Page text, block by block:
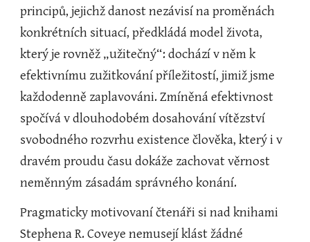
principů, jejichž danost nezávisí na proměnách
konkrétních situací, předkládá model života,
který je rovněž „užitečný“: dochází v něm k
efektivnímu zužitkování příležitostí, jimiž jsme
každodenně zaplavováni. Zmíněná efektivnost
spočívá v dlouhodobém dosahování vítězství
svobodného rozvrhu existence člověka, který i v
dravém proudu času dokáže zachovat věrnost
neměnným zásadám správného konání.
Pragmaticky motivovaní čtenáři si nad knihami
Stephena R. Coveye nemusejí klást žádné